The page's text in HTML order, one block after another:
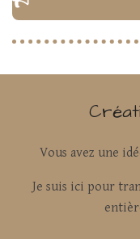
Vous avez une
Je suis ici pour